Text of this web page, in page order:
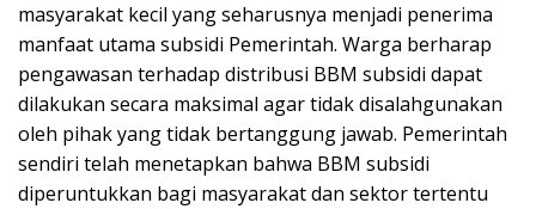
masyarakat kecil yang seharusnya menjadi penerima
manfaat utama subsidi Pemerintah. Warga berharap
pengawasan terhadap distribusi BBM subsidi dapat
dilakukan secara maksimal agar tidak disalahgunakan
oleh pihak yang tidak bertanggung jawab. Pemerintah
sendiri telah menetapkan bahwa BBM subsidi
diperuntukkan bagi masyarakat dan sektor tertentu